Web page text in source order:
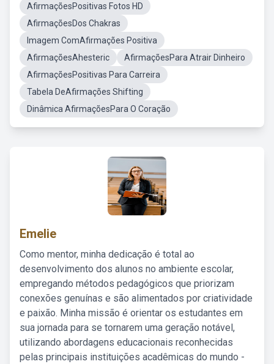
AfirmaçõesPositivas Fotos HD
AfirmaçõesDos Chakras
Imagem ComAfirmações Positiva
AfirmaçõesAhesteric
AfirmaçõesPara Atrair Dinheiro
AfirmaçõesPositivas Para Carreira
Tabela DeAfirmações Shifting
Dinâmica AfirmaçõesPara O Coração
Emelie
Como mentor, minha dedicação é total ao
desenvolvimento dos alunos no ambiente escolar,
empregando métodos pedagógicos que priorizam
conexões genuínas e são alimentados por criatividade
e paixão. Minha missão é orientar os estudantes em
sua jornada para se tornarem uma geração notável,
utilizando abordagens educacionais reconhecidas
pelas principais instituições acadêmicas do mundo -